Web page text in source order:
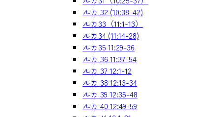
ルカ 32 (10:38-42)
ルカ33（11:1-13）
ルカ34 (11:14-28)
ルカ35 11:29-36
ルカ 36 11:37-54
ルカ 37 12:1-12
ルカ 38 12:13-34
ルカ 39 12:35-48
ルカ 40 12:49-59